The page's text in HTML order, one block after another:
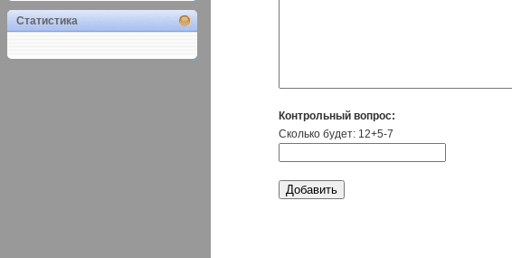
Контрольный вопрос:
Сколько будет: 12+5-7
Статистика